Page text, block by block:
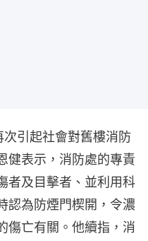
引起社會對舊樓消防
健表示，消防處的專責
者及目擊者、並利用科
認為防煙門楔開，令濃
傷亡有關。他續指，消